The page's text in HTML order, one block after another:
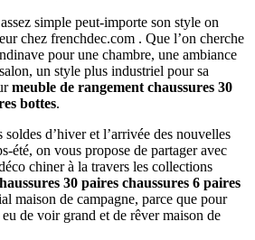
simple peut-importe son style on
chez frenchdec.com . Que l’on cherche
pour une chambre, une ambiance
un style plus industriel pour sa
meuble de rangement chaussures 30
bottes.
d’hiver et l’arrivée des nouvelles
été, on vous propose de partager avec
chiner à la travers les collections
30 paires chaussures 6 paires
maison de campagne, parce que pour
de voir grand et de rêver maison de